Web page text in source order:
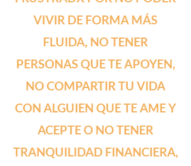
VIVIR DE FORMA MÁS
FLUIDA, NO TENER
PERSONAS QUE TE APOYEN,
NO COMPARTIR TU VIDA
CON ALGUIEN QUE TE AME Y
ACEPTE O NO TENER
TRANQUILIDAD FINANCIERA,